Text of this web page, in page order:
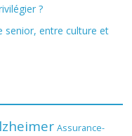
?
senior, entre culture et
Assurance-